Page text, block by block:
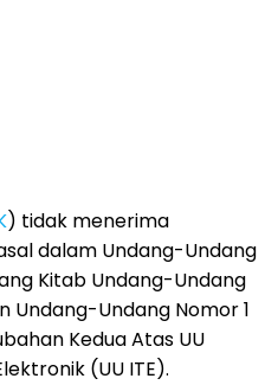
) tidak menerima
dalam Undang-Undang
Kitab Undang-Undang
Undang-Undang Nomor 1
Kedua Atas UU
(UU ITE).